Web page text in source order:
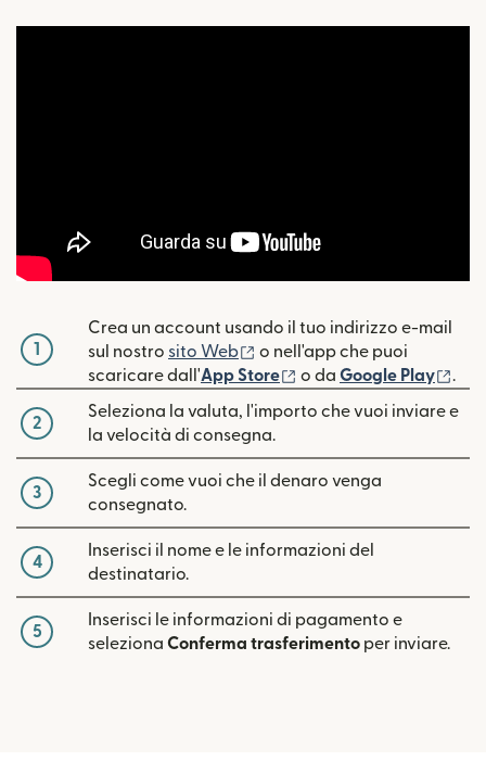
1
Crea un account usando il tuo indirizzo e-mail
sul nostro sito Web (si apre in una nuova finestra)
o nell'app che puoi
scaricare dall'App Store (si apre in una nuova
o da Google Play (si
.
2
Seleziona la valuta, l'importo che vuoi inviare e
la velocità di consegna.
3
Scegli come vuoi che il denaro venga
consegnato.
4
Inserisci il nome e le informazioni del
destinatario.
5
Inserisci le informazioni di pagamento e
seleziona Conferma trasferimento per inviare.